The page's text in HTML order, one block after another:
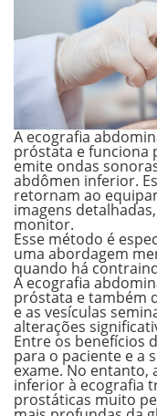
A ecografia
próstata e funciona
emite ondas
abdômen inferior.
retornam ao
imagens
monitor.
Esse método é
uma abordagem
quando há
A ecografia
próstata e também
e as vesículas
alterações
Entre os benefícios
para o paciente e a
exame. No entanto,
inferior à ecografia
prostáticas muito